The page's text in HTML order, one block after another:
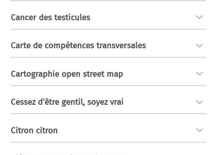
Cancer des testicules
Carte de compétences transversales
Cartographie open street map
Cessez d'être gentil, soyez vrai
Citron citron